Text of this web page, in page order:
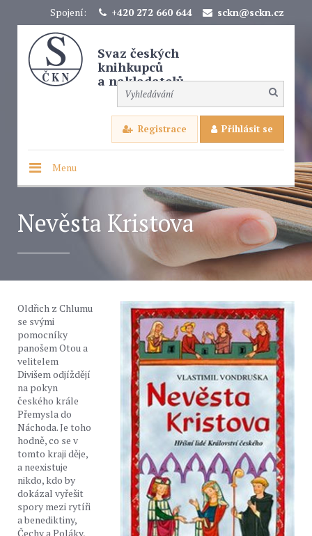
Spojení: +420 272 660 644 sckn@sckn.cz
Svaz českých
knihkupců
a nakladatelů
Registrace Přihlásit se
Menu
Nevěsta Kristova
Oldřich z Chlumu
se svými
pomocníky
panošem Otou a
velitelem
Divišem odjíždějí
na pokyn
českého krále
Přemysla do
Náchoda. Je toho
hodně, co se v
tomto kraji děje,
a neexistuje
nikdo, kdo by
dokázal vyřešit
spory mezi rytíři
a benediktiny,
Čechy a Poláky,